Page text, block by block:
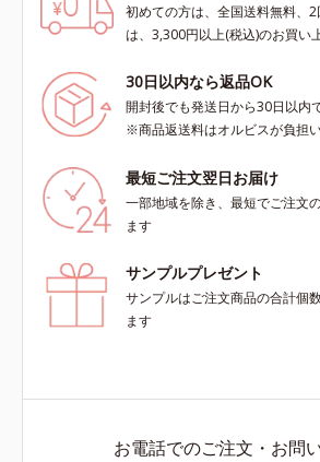
初めての方は、全国送料無料、
は、3,300円以上(税込)のお買い
30日以内なら返品OK
開封後でも発送日から30日以内
※商品返送料はオルビスが負担
最短ご注文翌日お届け
一部地域を除き、最短でご注文
ます
サンプルプレゼント
サンプルはご注文商品の合計個
ます
お電話でのご注文・お問